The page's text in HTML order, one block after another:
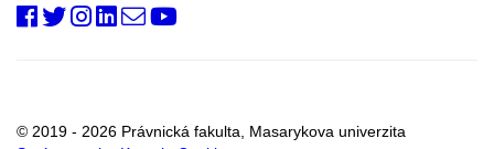
© 2019 - 2026 Právnická fakulta, Masarykova univerzita
PrfMUni
@PrF_MU
@muni_prf
prfmuni
Oddělení
Fakultní